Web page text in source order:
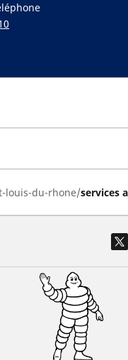
louis-du-rhone services